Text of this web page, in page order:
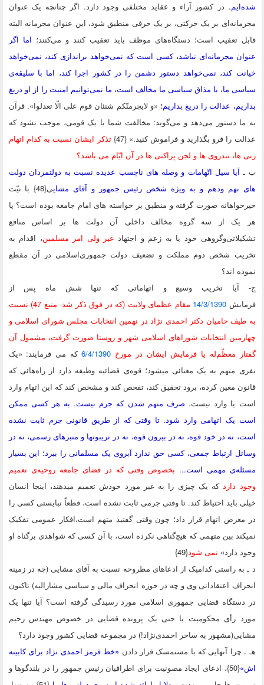
در کشور آراء و عقاید مختلفی وجود دارد. اگر چنانچه یک عنوان
بر یک حرکتی، بر یک حرفی منطبق شود، این عنوان مجرمانه البته
تعقیب است؛ دستگاه‌های موظف باید تعقیب کنند و می‌کنند؛اما اگر
مجرمانه‌ای نباشد، کسی است که نمی‌خواهد براندازی کند، نمی‌خواهد
کند، نمی‌خواهد دستور دشمن را در کشور اجرا کند، اما با سلیقه‌ی
ما، با مذاق سیاسی ما مخالف است، ما نمی‌توانیم امنیت را از او دریغ
عدالت را دریغ بداریم؛«و لایجرمنّکم شنئان قوم علی الّا تعدلوا». قرآن
دستور می‌دهد و می‌گوید: مخالفت شما با یک قومی، موجب نشود که
را فرو بگذارید و فراموش کنید.» {47}
تذکر ایشان نسبت به کدام اتهام
تندروی ها و لجن پراکنی ها در آن ایّام می باشد؟
آیا سیل اتّهامات و وصله های ناچسب عدیده نسبت به دولتمردان دولت
نهم ودهم و به ویژه شخص رئیس جمهور و آقای مشای
ی{48} با نیّت
صورت گرفته و منطبق بر خواسته های امام جامعه بوده است؟ یا
از سه گروه مخالف داخلی آن دولت ها بر اساس منافع
خود یا به زعم و اجتهادغیر ولی امر مسلمین، اقدام به
شخص دوم مملکت و تضعیف دولت جمهوری‌اسلامی در آن مقطع
اند؟
تخریب وسیع و اتهاماتی که تنها شش ماه پس از
14/3/1390
مقام عظمای ولایت (که در فوق ذکر شد- منبع 47) نسبت
حامیان دکتر احمدی نژاد در نهمین انتخابات مجلس شورای اسلامی و
انتخابات شوراهای اسلامی شهر و روستا صورت گرفت، مشمول آن
معظّم‌له یا فرمایش ایشان در مورخ
6/4/1390که می فرمایند: «یک
متهم به یک معنائی میشود؛ قوه‌ی قضائیه وظیفه دارد از راه‌هائی که
معین کرده، برود تحقیق کند، تفحص کند و مشخص کند که این اتهام وارد
یا وارد نیست.صرف متهم شدن که جرم نیست. به هر کسی ممکن
یک اتهامی وارد شود. تا وقتی که از طریق قانونی جرم ثابت نشده
نه در خود قوه، نه در بیرون قوه، نه در تریبونها و منبرهای رسمی، نه در
ارتباط جمعی، کسی حق ندارد آبروی یک مسلمانی را ببرد؛ این بسیار
مهمی است... بخصوص وقتی که در فضای جامعه روحیه‌ی تعمیم
داردکه یک چیزی را به غیر مورد خودش تعمیم میدهند، اینجا انسان
باید احتیاط کند. تا وقتی جرمی ثابت نشده است، قطعاً نبایستی کسی را
اتهام قرار داد؛ چون وقتی گفتید متهم است،افکار عمومی تفکیک
بین متهمی که هیچ‌گناهی نکرده است، با آن کسی که شواهدی برگناه او
دارد» نمی شود{49}
راستی کدامیک از ادعاهای مطروحه نسبت به آقای مشایی (چه در زمینه
اعتقاداتی وی و چه در حوزه انحراف مالی و سیاسی مشارالیه) تاکنون
قضایی جمهوری اسلامی مورد رسیدگی گرفته است؟ آیا تنها یک
رأی محکومیت یا حتی یک پرونده قضایی در خصوص مهندس رحیم
به ساحر احمدی‌نژاد!) در مجموعه قضایی کشور وجود دارد؟
چرا آنهایی که با مستمسک قرار دادن «خط قرمز احمدی نژاد برای کابینه
{50}، ادعای ایجاد مصونیت برای اطرافیان رئیس جمهور را در بلندگوها و